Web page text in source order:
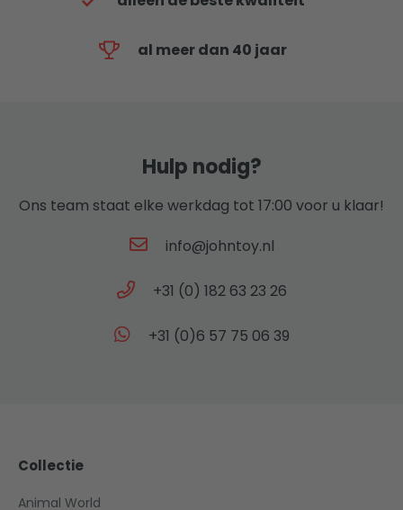
al meer dan 40 jaar
Hulp nodig?
Ons team staat elke werkdag tot 17:00 voor u klaar!
info@johntoy.nl
+31 (0) 182 63 23 26
+31 (0)6 57 75 06 39
Collectie
Animal World